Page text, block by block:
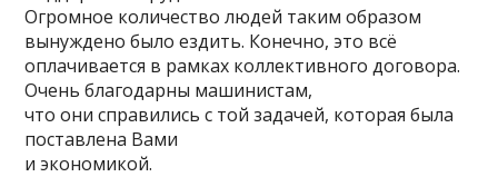
Огромное количество людей таким образом
вынуждено было ездить. Конечно, это всё
оплачивается в рамках коллективного договора.
Очень благодарны машинистам,
что они справились с той задачей, которая была
поставлена Вами
и экономикой.